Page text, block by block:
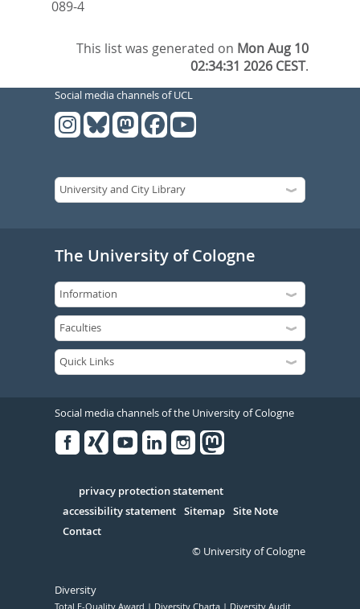
089-4
This list was generated on Mon Aug 10
02:34:31 2026 CEST.
Social media channels of UCL
The University of Cologne
Social media channels of the University of Cologne
Serivce
privacy protection statement
accessibility statement Sitemap Site Note
Contact
© University of Cologne
Diversity
Total E-Quality Award Diversity Charta Diversity Audit